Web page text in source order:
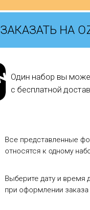
Выберите дату и время
при оформлении заказа
Все представленные
относятся к одному
ЗАКАЗАТЬ НА
Один набор вы
с бесплатной